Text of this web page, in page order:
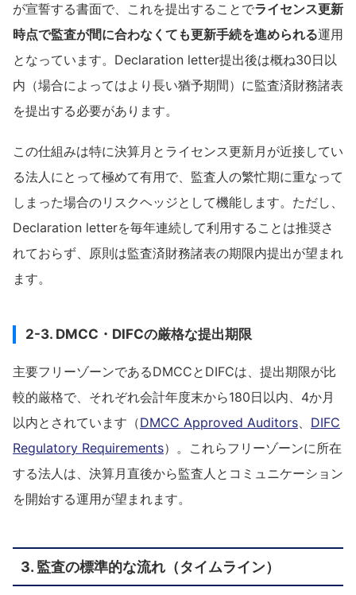
が宣誓する書面で、これを提出することでライセンス更新
時点で監査が間に合わなくても更新手続を進められる運用
となっています。Declaration letter提出後は概ね30日以
内（場合によってはより長い猶予期間）に監査済財務諸表
を提出する必要があります。
この仕組みは特に決算月とライセンス更新月が近接してい
る法人にとって極めて有用で、監査人の繁忙期に重なって
しまった場合のリスクヘッジとして機能します。ただし、
Declaration letterを毎年連続して利用することは推奨さ
れておらず、原則は監査済財務諸表の期限内提出が望まれ
ます。
2-3. DMCC・DIFCの厳格な提出期限
主要フリーゾーンであるDMCCとDIFCは、提出期限が比
較的厳格で、それぞれ会計年度末から180日以内、4か月
以内とされています（DMCC Approved Auditors、 DIFC
Regulatory Requirements）。これらフリーゾーンに所在
する法人は、決算月直後から監査人とコミュニケーション
を開始する運用が望まれます。
3. 監査の標準的な流れ（タイムライン）